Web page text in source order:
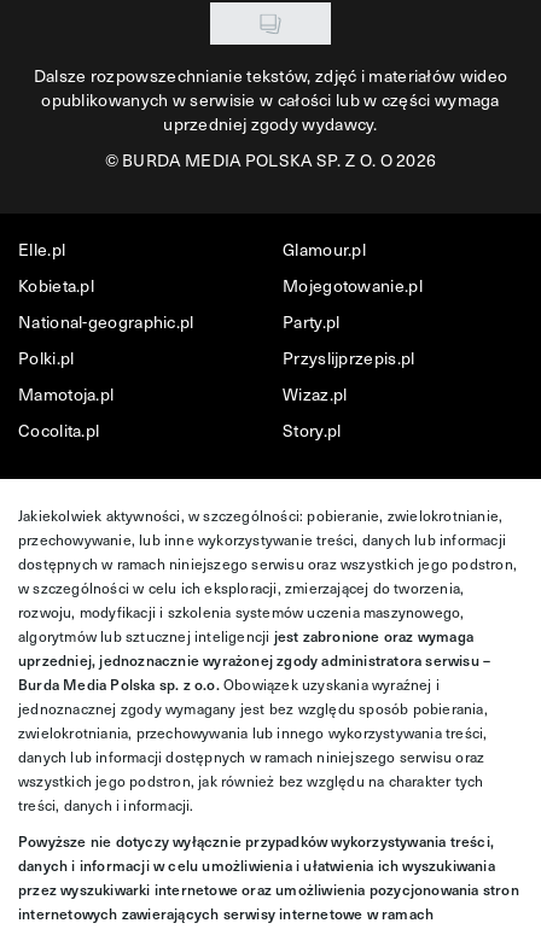
Dalsze rozpowszechnianie tekstów, zdjęć i materiałów wideo
opublikowanych w serwisie w całości lub w części wymaga
uprzedniej zgody wydawcy.
©BURDA MEDIA POLSKA SP. Z O. O 2026
Elle.pl
Glamour.pl
Kobieta.pl
Mojegotowanie.pl
National-geographic.pl
Party.pl
Polki.pl
Przyslijprzepis.pl
Mamotoja.pl
Wizaz.pl
Cocolita.pl
Story.pl
Jakiekolwiek aktywności, w szczególności: pobieranie, zwielokrotnianie,
przechowywanie, lub inne wykorzystywanie treści, danych lub informacji
dostępnych w ramach niniejszego serwisu oraz wszystkich jego podstron,
w szczególności w celu ich eksploracji, zmierzającej do tworzenia,
rozwoju, modyfikacji i szkolenia systemów uczenia maszynowego,
algorytmów lub sztucznej inteligencji jest zabronione oraz wymaga
uprzedniej, jednoznacznie wyrażonej zgody administratora serwisu –
Burda Media Polska sp. z o.o.Obowiązek uzyskania wyraźnej i
jednoznacznej zgody wymagany jest bez względu sposób pobierania,
zwielokrotniania, przechowywania lub innego wykorzystywania treści,
danych lub informacji dostępnych w ramach niniejszego serwisu oraz
wszystkich jego podstron, jak również bez względu na charakter tych
treści, danych i informacji.
Powyższe nie dotyczy wyłącznie przypadków wykorzystywania treści,
danych i informacji w celu umożliwienia i ułatwienia ich wyszukiwania
przez wyszukiwarki internetowe oraz umożliwienia pozycjonowania stron
internetowych zawierających serwisy internetowe w ramach